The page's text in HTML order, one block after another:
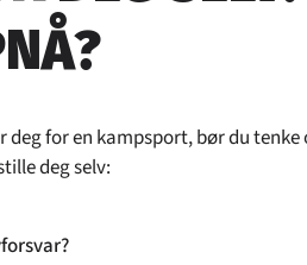
deg for en kampsport, bør du
deg selv: